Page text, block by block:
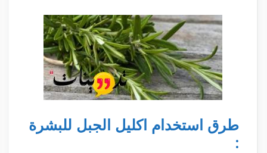
طرق استخدام اكليل الجبل للبشرة
: